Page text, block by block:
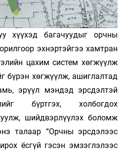
хүүхэд багачуудыг орчны
эхнэртэйгээ хамтран
цахим систем хөгжүүлж
бүрэн хөгжүүлж, ашиглалтад
эрүүл мэндэд эрсдэлтэй
бүртгэх, холбогдох
шийдвэрлүүлэх боломж
талаар “Орчны эрсдэлээс
ёсгүй гэсэн эмзэглэлээс